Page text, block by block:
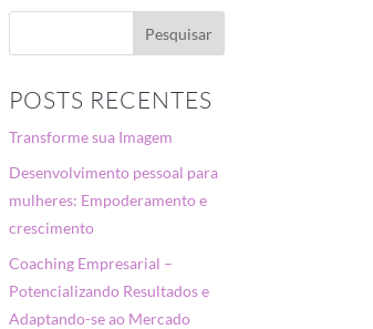
POSTS RECENTES
Transforme sua Imagem
Desenvolvimento pessoal para
mulheres: Empoderamento e
crescimento
Coaching Empresarial –
Potencializando Resultados e
Adaptando-se ao Mercado